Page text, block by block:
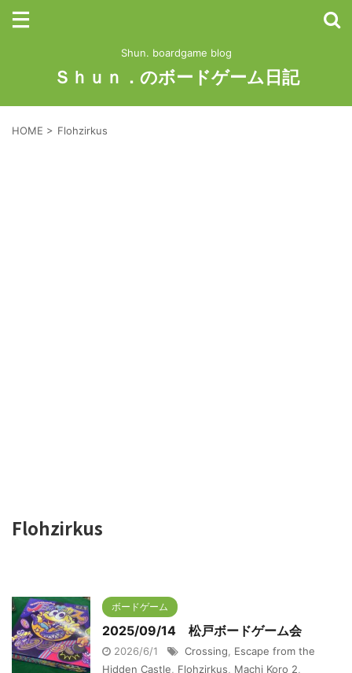
Shun. boardgame blog
Ｓｈｕｎ．のボードゲーム日記
HOME > Flohzirkus
Flohzirkus
ボードゲーム
2025/09/14 松戸ボードゲーム会
2026/6/1 Crossing
Escape from the
Hidden Castle
Flohzirkus Machi Koro 2